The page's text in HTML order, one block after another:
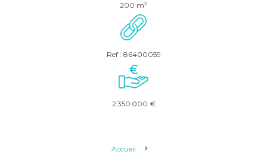
200 m²
Ref : 86400059
2 350 000 €
Accueil